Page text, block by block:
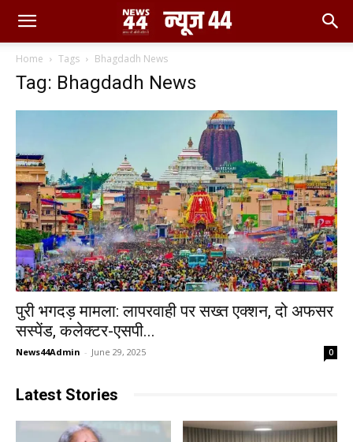
Home Tags Bhagdadh News
Tag: Bhagdadh News
पुरी भगदड़ मामला: लापरवाही पर सख्त एक्शन, दो अफसर
सस्पेंड, कलेक्टर-एसपी...
News44Admin - June 29, 2025 0
Latest Stories